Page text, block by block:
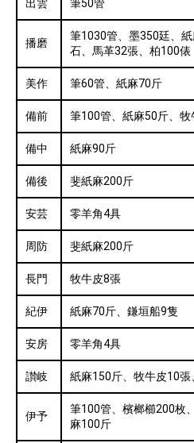
出雲 筆50管
播磨
筆1030管、墨350廷、
石、馬革32張、柏100俵
美作 筆60管、紙麻70斤
備前 筆100管、紙麻50斤、牧
備中 紙麻90斤
備後 斐紙麻200斤
安芸 零羊角4具
周防 斐紙麻200斤
長門 牧牛皮8張
紀伊 紙麻70斤、鎌垣船9隻
安房 零羊角4具
讃岐 紙麻150斤、牧牛皮10
伊予
筆100管、檳榔櫛200枚
麻100斤